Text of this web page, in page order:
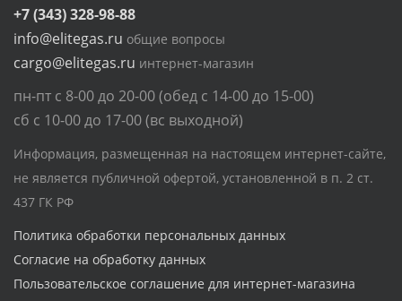
+7 (343) 328-98-88
info@elitegas.ru общие вопросы
cargo@elitegas.ru интернет-магазин
пн-пт с 8-00 до 20-00 (обед с 14-00 до 15-00)
сб с 10-00 до 17-00 (вс выходной)
Информация, размещенная на настоящем интернет-сайте,
не является публичной офертой, установленной в п. 2 ст.
437 ГК РФ
Политика обработки персональных данных
Согласие на обработку данных
Пользовательское соглашение для интернет-магазина